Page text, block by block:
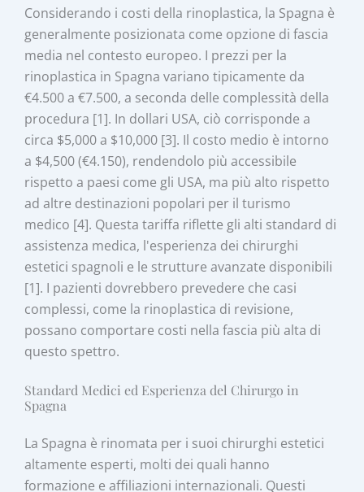
Considerando i costi della rinoplastica, la Spagna è
generalmente posizionata come opzione di fascia
media nel contesto europeo. I prezzi per la
rinoplastica in Spagna variano tipicamente da
€4.500 a €7.500, a seconda delle complessità della
procedura [1]. In dollari USA, ciò corrisponde a
circa $5,000 a $10,000 [3]. Il costo medio è intorno
a $4,500 (€4.150), rendendolo più accessibile
rispetto a paesi come gli USA, ma più alto rispetto
ad altre destinazioni popolari per il turismo
medico [4]. Questa tariffa riflette gli alti standard di
assistenza medica, l'esperienza dei chirurghi
estetici spagnoli e le strutture avanzate disponibili
[1]. I pazienti dovrebbero prevedere che casi
complessi, come la rinoplastica di revisione,
possano comportare costi nella fascia più alta di
questo spettro.
Standard Medici ed Esperienza del Chirurgo in
Spagna
La Spagna è rinomata per i suoi chirurghi estetici
altamente esperti, molti dei quali hanno
formazione e affiliazioni internazionali. Questi